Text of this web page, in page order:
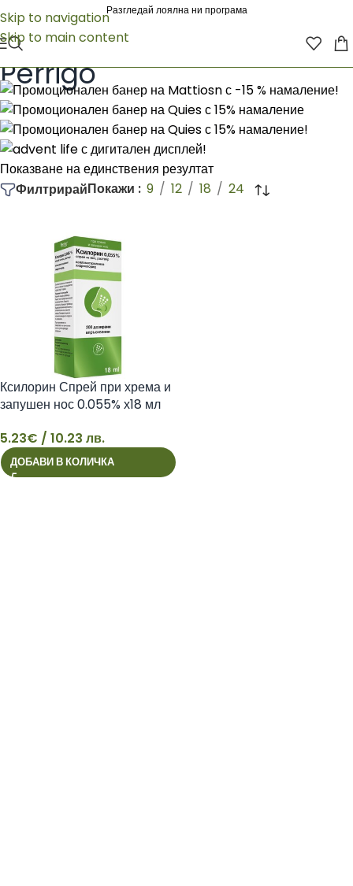
Skip to navigation
Skip to main content
Разгледай лоялна ни програма
Начало/Perrigo
Perrigo
Показване на единствения резултат
ФилтрирайПокажи 9 12 18 24
5
Ксилорин Спрей при хрема и
запушен нос 0.055% х18 мл
5.23€ / 10.23 лв.
ДОБАВИ В КОЛИЧКА